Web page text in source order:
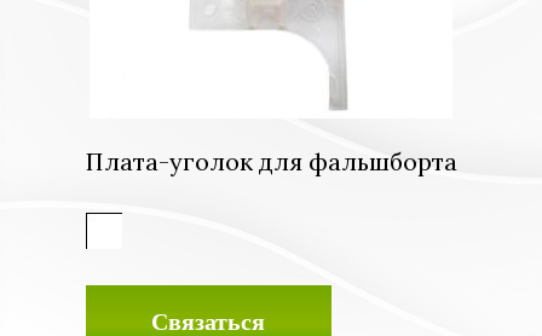
Плата-уголок для фальшборта
Связаться